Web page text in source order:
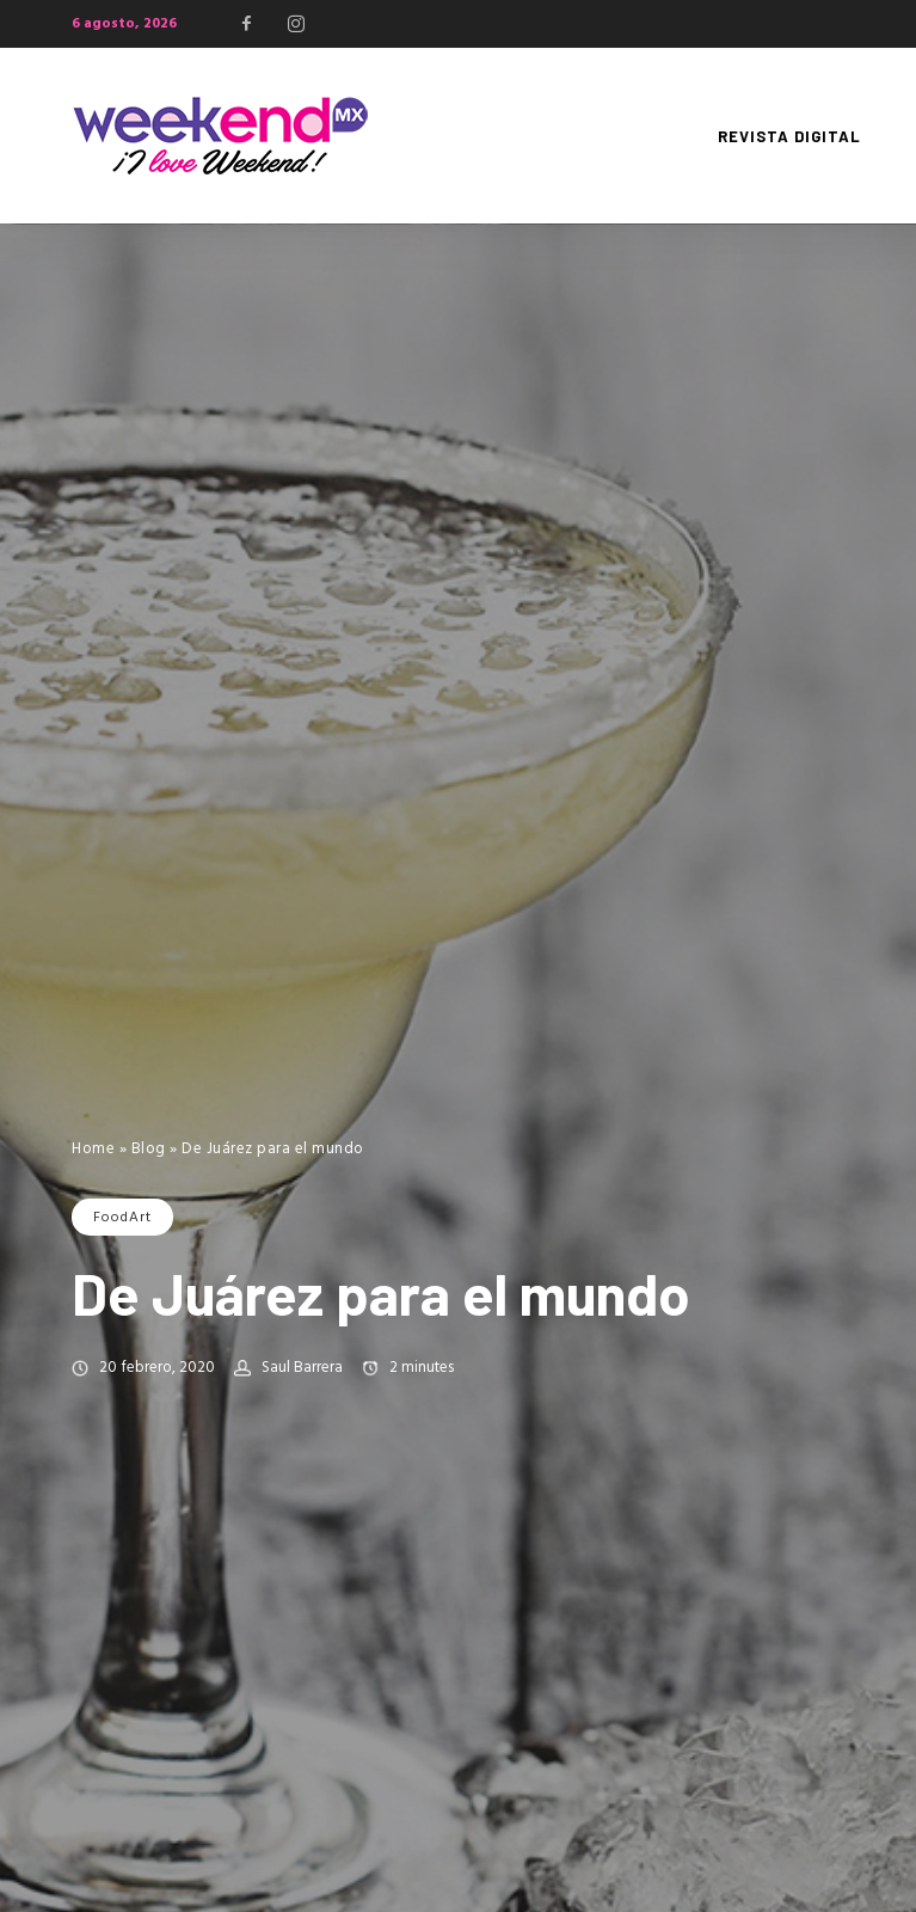
6 agosto, 2026
REVISTA DIGITAL
Home » Blog » De Juárez para el mundo
FoodArt
De Juárez para el mundo
20 febrero, 2020 Saul Barrera 2minutes